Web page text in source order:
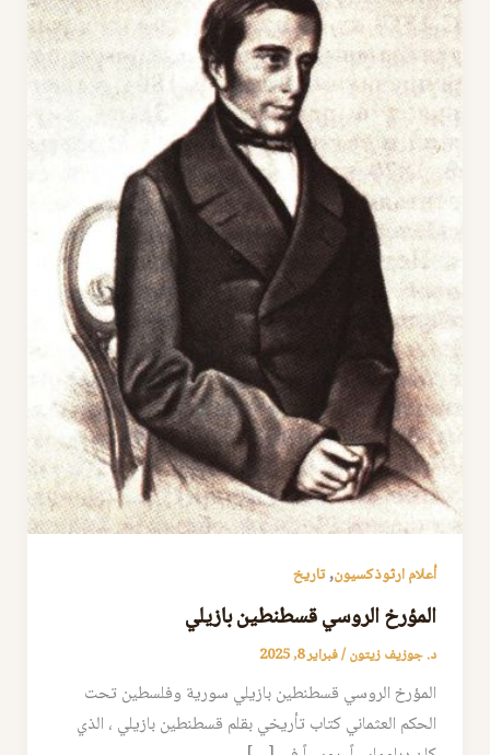
أعلام ارثوذكسيون,تاريخ
المؤرخ الروسي قسطنطين بازيلي
د. جوزيف زيتون/فبراير 8, 2025
المؤرخ الروسي قسطنطين بازيلي سورية وفلسطين تحت
الحكم العثماني كتاب تأريخي بقلم قسطنطين بازيلي ، الذي